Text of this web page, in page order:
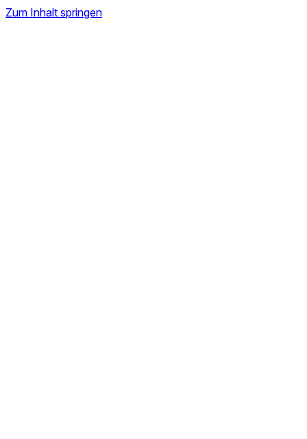
Zum Inhalt springen